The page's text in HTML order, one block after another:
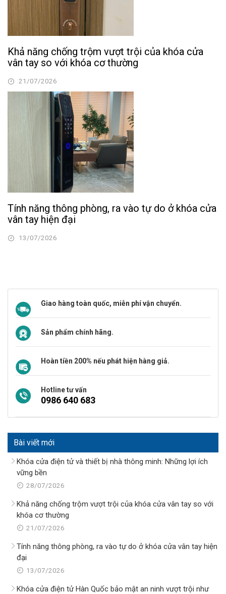
Khả năng chống trộm vượt trội của khóa cửa
vân tay so với khóa cơ thường
21/07/2026
Tính năng thông phòng, ra vào tự do ở khóa cửa
vân tay hiện đại
13/07/2026
Giao hàng toàn quốc, miễn phí vận chuyển.
Sản phẩm chính hãng.
Hoàn tiền 200% nếu phát hiện hàng giả.
Hotline tư vấn
0986 640 683
Bài viết mới
Khóa cửa điện tử và thiết bị nhà thông minh: Những lợi ích
vững bền
28/07/2026
Khả năng chống trộm vượt trội của khóa cửa vân tay so với
khóa cơ thường
21/07/2026
Tính năng thông phòng, ra vào tự do ở khóa cửa vân tay hiện
đại
13/07/2026
Khóa cửa điện tử Hàn Quốc bảo mật an ninh vượt trội như